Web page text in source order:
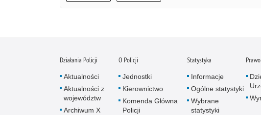
Działania Policji
Aktualności
Aktualności z
województw
Archiwum X
O Policji
Jednostki
Kierownictwo
Komenda Główna
Policji
Statystyka
Informacje
Ogólne statystyki
Wybrane
statystyki
Prawo